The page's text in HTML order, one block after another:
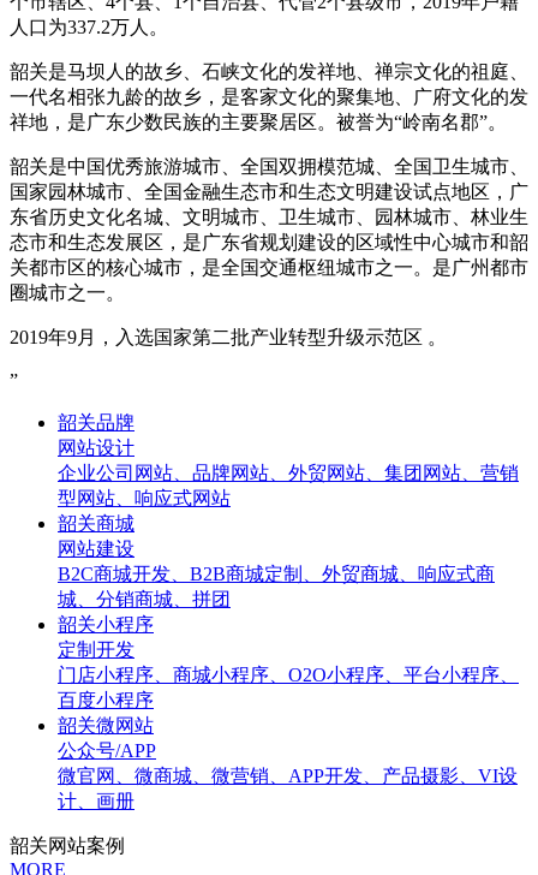
人口为337.2万人。
韶关是马坝人的故乡、石峡文化的发祥地、禅宗文化的祖庭、
一代名相张九龄的故乡，是客家文化的聚集地、广府文化的发
祥地，是广东少数民族的主要聚居区。被誉为“岭南名郡”。
韶关是中国优秀旅游城市、全国双拥模范城、全国卫生城市、
国家园林城市、全国金融生态市和生态文明建设试点地区，广
东省历史文化名城、文明城市、卫生城市、园林城市、林业生
态市和生态发展区，是广东省规划建设的区域性中心城市和韶
关都市区的核心城市，是全国交通枢纽城市之一。是广州都市
圈城市之一。
2019年9月，入选国家第二批产业转型升级示范区 。
”
韶关品牌
网站设计
企业公司网站、品牌网站、外贸网站、集团网站、营销
型网站、响应式网站
韶关商城
网站建设
B2C商城开发、B2B商城定制、外贸商城、响应式商
城、分销商城、拼团
韶关小程序
定制开发
门店小程序、商城小程序、O2O小程序、平台小程序、
百度小程序
韶关微网站
公众号/APP
微官网、微商城、微营销、APP开发、产品摄影、VI设
计、画册
韶关网站案例
MORE